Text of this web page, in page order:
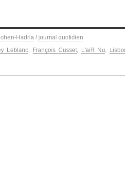
Hadria / journal quotidien
Leblanc, François Cusset, L'aiR Nu,